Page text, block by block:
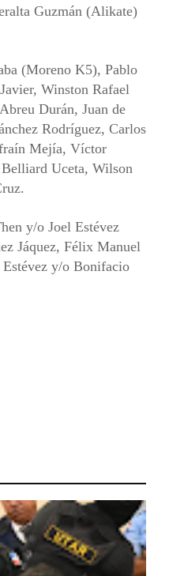
Guzmán (Alikate)
(Moreno K5), Pablo
Winston Rafael
Durán, Juan de
Rodríguez, Carlos
Mejía, Víctor
Uceta, Wilson
y/o Joel Estévez
Jáquez, Félix Manuel
y/o Bonifacio